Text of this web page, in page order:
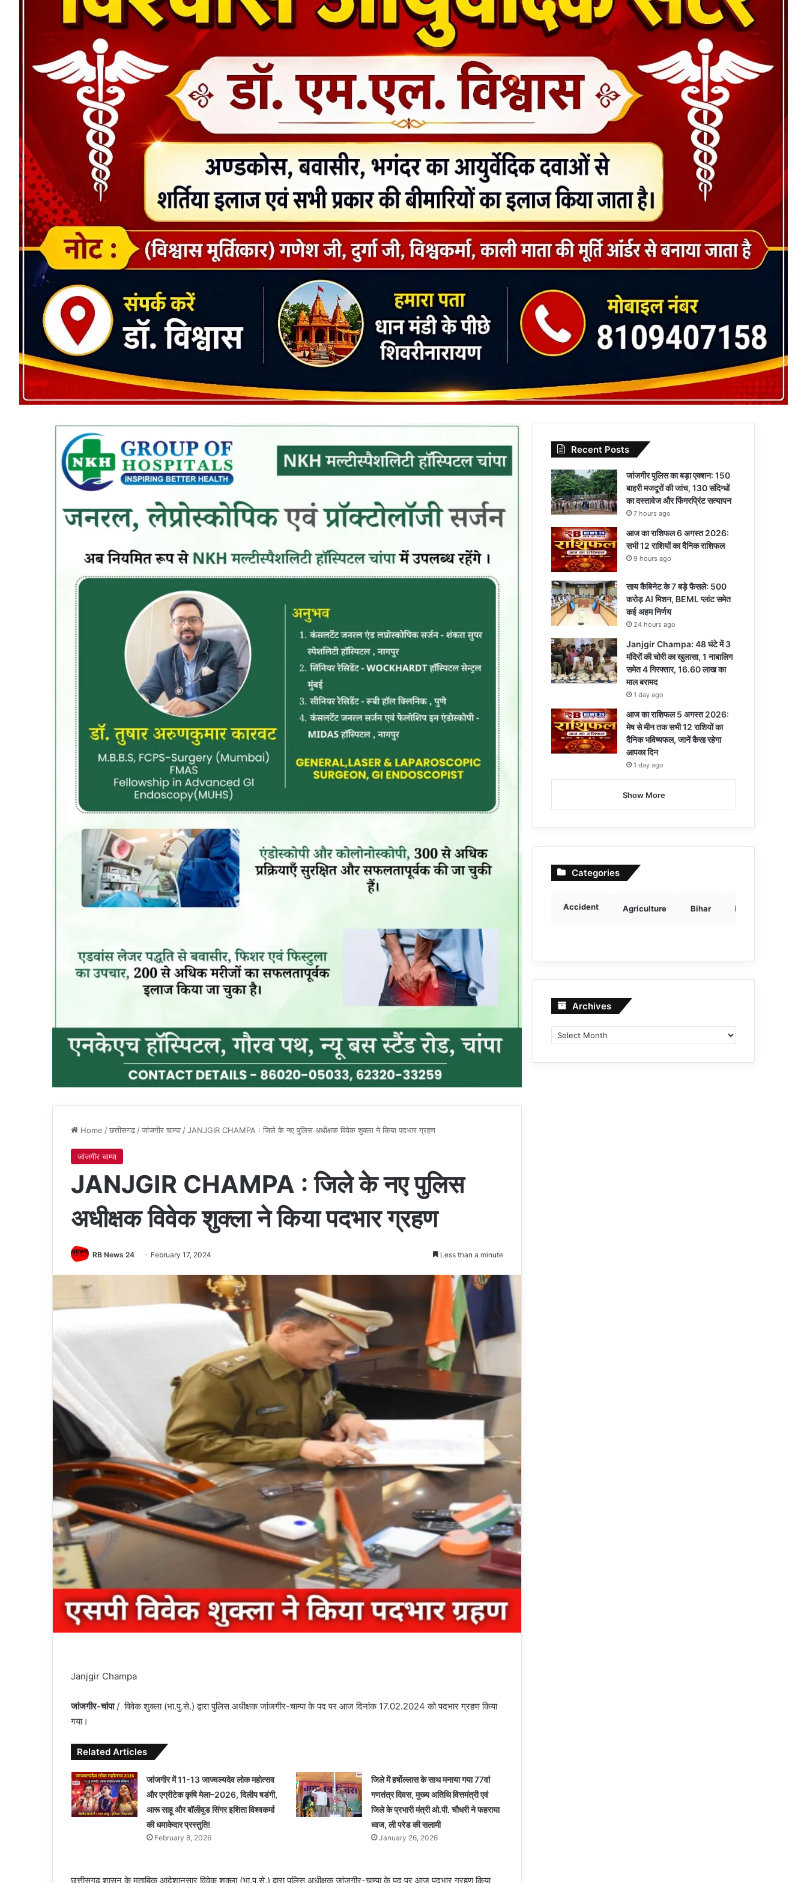
Home /छत्तीसगढ़ /जांजगीर चाम्पा /JANJGIR CHAMPA : जिले के नए पुलिस अधीक्षक विवेक शुक्ला ने किया पदभार ग्रहण
जांजगीर चाम्पा
JANJGIR CHAMPA : जिले के नए पुलिस
अधीक्षक विवेक शुक्ला ने किया पदभार ग्रहण
RB News 24 February 17, 2024 Less than a minute
Janjgir Champa
जांजगीर-चांपा/ विवेक शुक्ला (भा.पु.से.) द्वारा पुलिस अधीक्षक जांजगीर-चाम्पा के पद पर आज दिनांक 17.02.2024 को पदभार ग्रहण किया
गया।
Related Articles
जांजगीर में 11-13 जाज्वल्यदेव लोक महोत्सव
और एग्रीटेक कृषि मेला–2026, दिलीप षडंगी,
आरू साहू और बॉलीवुड सिंगर इशिता विश्वकर्मा
की धमाकेदार प्रस्तुति!
February 8, 2026
जिले में हर्षोल्लास के साथ मनाया गया 77वां
गणतंत्र दिवस, मुख्य अतिथि वित्तमंत्री एवं
जिले के प्रभारी मंत्री ओ.पी. चौधरी ने फहराया
ध्वज, ली परेड की सलामी
January 26, 2026
छत्तीसगढ़ शासन के मुताबिक आदेशानुसार विवेक शुक्ला (भा.पु.से.) द्वारा पुलिस अधीक्षक जांजगीर-चाम्पा के पद पर आज पदभार ग्रहण किया
Recent Posts
जांजगीर पुलिस का बड़ा एक्शन: 150
बाहरी मजदूरों की जांच, 130 संदिग्धों
का दस्तावेज और फिंगरप्रिंट सत्यापन
7 hours ago
आज का राशिफल 6 अगस्त 2026:
सभी 12 राशियों का दैनिक राशिफल
9 hours ago
साय कैबिनेट के 7 बड़े फैसले: 500
करोड़ AI मिशन, BEML प्लांट समेत
कई अहम निर्णय
24 hours ago
Janjgir Champa: 48 घंटे में 3
मंदिरों की चोरी का खुलासा, 1 नाबालिग
समेत 4 गिरफ्तार, 16.60 लाख का
माल बरामद
1 day ago
आज का राशिफल 5 अगस्त 2026:
मेष से मीन तक सभी 12 राशियों का
दैनिक भविष्यफल, जानें कैसा रहेगा
आपका दिन
1 day ago
Show More
Categories
Accident Agriculture Bihar Breaking news
Archives Archives